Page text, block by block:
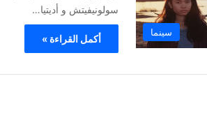
سينما
سولونيفيتش و أديتيا…
أكمل القراءة »